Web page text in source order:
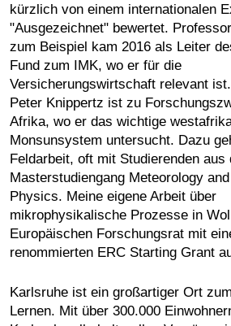
kürzlich von einem internationalen
"Ausgezeichnet" bewertet.
zum Beispiel kam 2016 als Leiter
Fund zum IMK, wo er für die
Versicherungswirtschaft relevant
Peter Knippertz ist zu
Afrika, wo er das wichtige
Monsunsystem untersucht. Dazu
Feldarbeit, oft mit Studierenden aus
Masterstudiengang Meteorology
Physics. Meine eigene Arbeit über
mikrophysikalische Prozesse in
Europäischen Forschungsrat mit
renommierten ERC Starting Grant
Karlsruhe ist ein großartiger Ort
Lernen. Mit über 300.000